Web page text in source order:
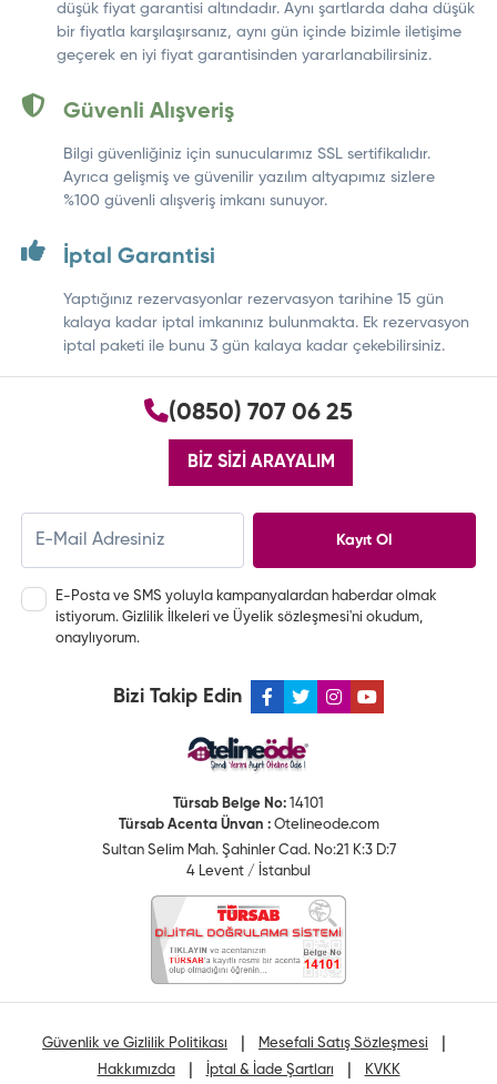
düşük fiyat garantisi altındadır. Aynı şartlarda daha düşük
bir fiyatla karşılaşırsanız, aynı gün içinde bizimle iletişime
geçerek en iyi fiyat garantisinden yararlanabilirsiniz.
Güvenli Alışveriş
Bilgi güvenliğiniz için sunucularımız SSL sertifikalıdır.
Ayrıca gelişmiş ve güvenilir yazılım altyapımız sizlere
%100 güvenli alışveriş imkanı sunuyor.
İptal Garantisi
Yaptığınız rezervasyonlar rezervasyon tarihine 15 gün
kalaya kadar iptal imkanınız bulunmakta. Ek rezervasyon
iptal paketi ile bunu 3 gün kalaya kadar çekebilirsiniz.
(0850) 707 06 25
BİZ SİZİ ARAYALIM
Kayıt Ol
E-Posta ve SMS yoluyla kampanyalardan haberdar olmak
istiyorum. Gizlilik İlkeleri ve Üyelik sözleşmesi'ni okudum,
onaylıyorum.
Bizi Takip Edin
Türsab Belge No: 14101
Türsab Acenta Ünvan : Otelineode.com
Sultan Selim Mah. Şahinler Cad. No:21 K:3 D:7
4 Levent / İstanbul
Güvenlik ve Gizlilik Politikası Mesefali Satış Sözleşmesi
Hakkımızda| İptal & İade Şartları KVKK